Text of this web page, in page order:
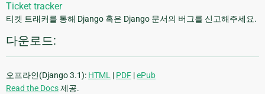
Ticket tracker
티켓 트래커를 통해 Django 혹은 Django 문서의 버그를 신고해주세요.
다운로드:
오프라인(Django 3.1): HTML | PDF |ePub
Read the Docs제공.